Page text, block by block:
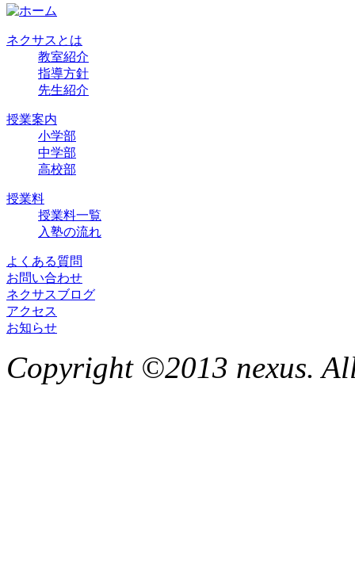
ネクサスとは
教室紹介
指導方針
先生紹介
授業案内
小学部
中学部
高校部
授業料
授業料一覧
入塾の流れ
よくある質問
お問い合わせ
ネクサスブログ
アクセス
お知らせ
Copyright ©2013 nexus.